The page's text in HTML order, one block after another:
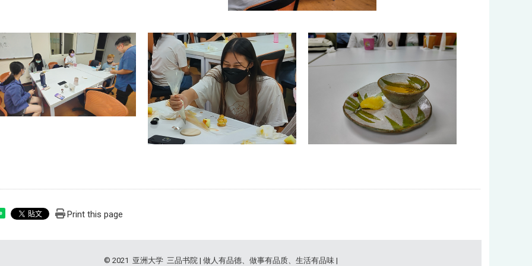
Print this page
© 2021 亚洲大学 三品书院 | 做人有品德、做事有品质、生活有品味 |